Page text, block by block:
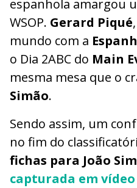
espanhola amargou
WSOP. Gerard Piqué
mundo com a
o Dia 2ABC do Main
mesma mesa que o
Simão.
Sendo assim, um
no fim do
fichas para João
capturada em